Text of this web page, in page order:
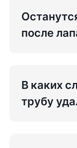
после
В каких
трубу